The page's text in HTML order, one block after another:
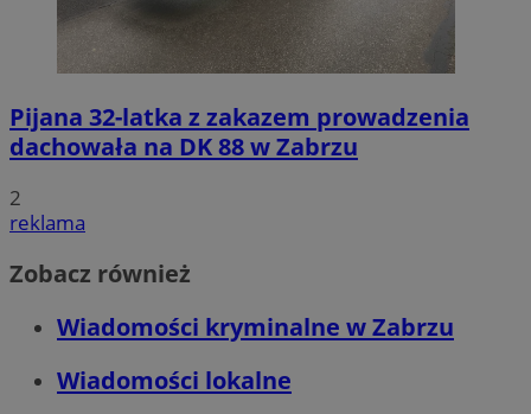
Pijana 32-latka z zakazem prowadzenia
dachowała na DK 88 w Zabrzu
2
reklama
Zobacz również
Wiadomości kryminalne w Zabrzu
Wiadomości lokalne